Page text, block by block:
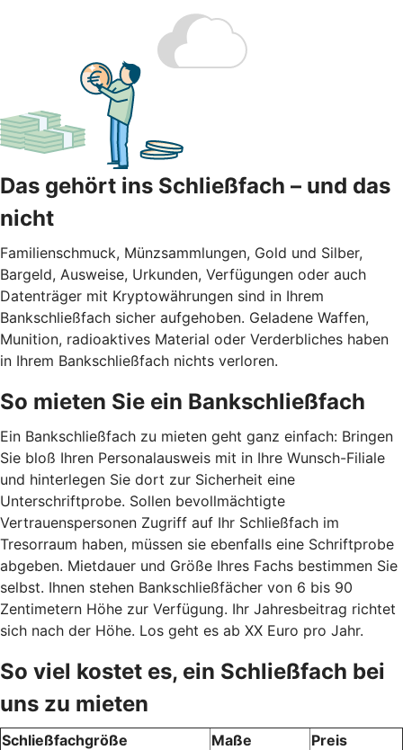
Das gehört ins Schließfach – und das
nicht
Familienschmuck, Münzsammlungen, Gold und Silber,
Bargeld, Ausweise, Urkunden, Verfügungen oder auch
Datenträger mit Kryptowährungen sind in Ihrem
Bankschließfach sicher aufgehoben. Geladene Waffen,
Munition, radioaktives Material oder Verderbliches haben
in Ihrem Bankschließfach nichts verloren.
So mieten Sie ein Bankschließfach
Ein Bankschließfach zu mieten geht ganz einfach: Bringen
Sie bloß Ihren Personalausweis mit in Ihre Wunsch-Filiale
und hinterlegen Sie dort zur Sicherheit eine
Unterschriftprobe. Sollen bevollmächtigte
Vertrauenspersonen Zugriff auf Ihr Schließfach im
Tresorraum haben, müssen sie ebenfalls eine Schriftprobe
abgeben. Mietdauer und Größe Ihres Fachs bestimmen Sie
selbst. Ihnen stehen Bankschließfächer von 6 bis 90
Zentimetern Höhe zur Verfügung. Ihr Jahresbeitrag richtet
sich nach der Höhe. Los geht es ab XX Euro pro Jahr.
So viel kostet es, ein Schließfach bei
uns zu mieten
Schließfachgröße Maße
Preis